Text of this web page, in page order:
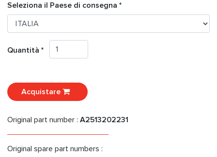
Seleziona il Paese di consegna *
Quantità *
Acquistare
Original part number : A2513202231
Original spare part numbers :